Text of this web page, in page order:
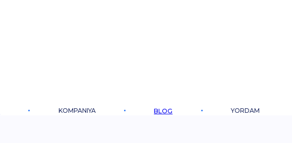
KOMPANIYA BLOG YORDAM